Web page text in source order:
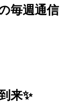
毎週通信
来✨